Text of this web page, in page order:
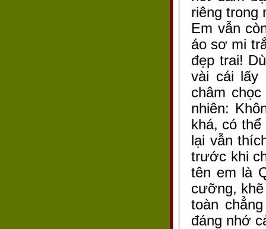
riêng trong
Em vẫn
áo sơ mi
đẹp trai!
vài cái lấy
châm
nhiên:
khá, có
lại vẫn
trước khi
tên em là
cưỡng,
toàn
đáng nhớ